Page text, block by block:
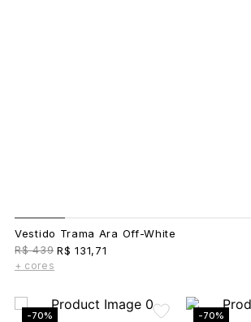
Vestido Trama Ara Off-White
R$ 439 R$ 131,71
+ cores
-70% -70%